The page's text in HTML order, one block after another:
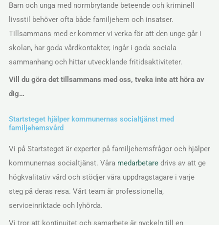
Barn och unga med normbrytande beteende och kriminell
livsstil behöver ofta både familjehem och insatser.
Tillsammans med er kommer vi verka för att den unge går i
skolan, har goda vårdkontakter, ingår i goda sociala
sammanhang och hittar utvecklande fritidsaktiviteter.
Vill du göra det tillsammans med oss, tveka inte att höra av
dig…
Startsteget hjälper kommunernas socialtjänst med
familjehemsvård
Vi på Startsteget är experter på familjehemsfrågor och hjälper
kommunernas socialtjänst. Våra medarbetaredrivs av att ge
högkvalitativ vård och stödjer våra uppdragstagare i varje
steg på deras resa. Vårt team är professionella,
serviceinriktade och lyhörda.
Vi tror att kontinuitet och samarbete är nyckeln till en